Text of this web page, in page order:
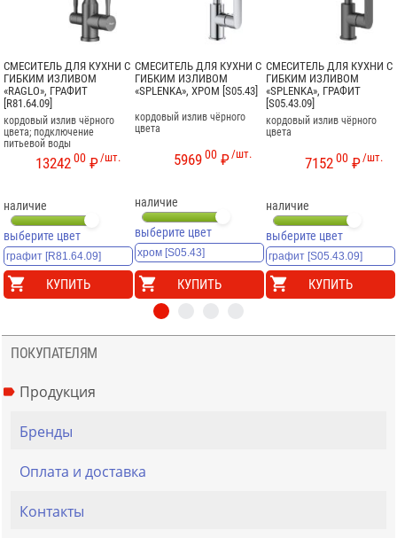
СМЕСИТЕЛЬ ДЛЯ КУХНИ С
ГИБКИМ ИЗЛИВОМ
«RAGLO», ГРАФИТ
[R81.64.09]
кордовый излив чёрного
цвета; подключение
питьевой воды
/шт.
1324200 ₽
наличие
выберите цвет
КУПИТЬ
СМЕСИТЕЛЬ ДЛЯ КУХНИ С
ГИБКИМ ИЗЛИВОМ
«SPLENKA», ХРОМ [S05.43]
кордовый излив чёрного
цвета
/шт.
596900 ₽
наличие
выберите цвет
КУПИТЬ
СМЕСИТЕЛЬ ДЛЯ КУХНИ С
ГИБКИМ ИЗЛИВОМ
«SPLENKA», ГРАФИТ
[S05.43.09]
кордовый излив чёрного
цвета
/шт.
715200 ₽
наличие
выберите цвет
КУПИТЬ
ПОКУПАТЕЛЯМ
Продукция
Бренды
Оплата и доставка
Контакты